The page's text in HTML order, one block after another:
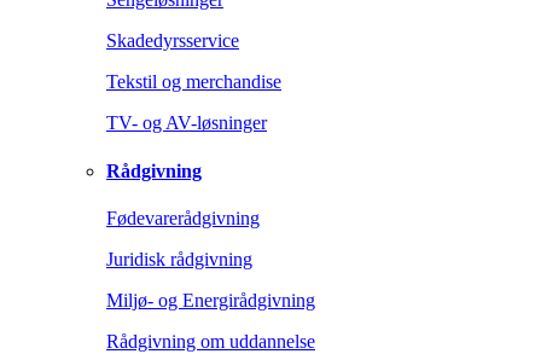
Skadedyrsservice
Tekstil og merchandise
TV- og AV-løsninger
Rådgivning
Fødevarerådgivning
Juridisk rådgivning
Miljø- og Energirådgivning
Rådgivning om uddannelse